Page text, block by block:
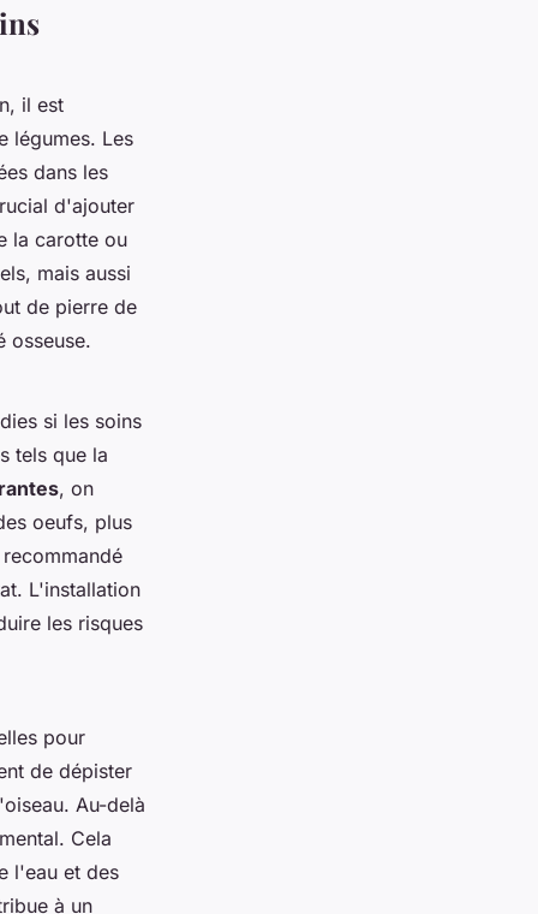
il est
légumes. Les
dans les
d'ajouter
la carotte ou
mais aussi
de pierre de
osseuse.
si les soins
tels que la
, on
oeufs, plus
L'installation
les risques
pour
de dépister
Au-delà
Cela
l'eau et des
à un